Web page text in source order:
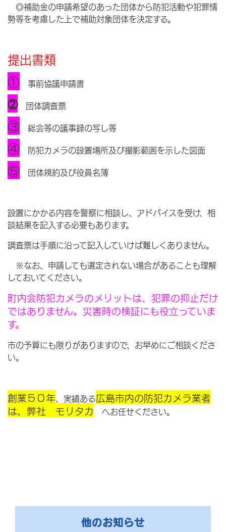
◎補助金の申請希望のあった団体から防犯活動や犯罪情
勢等を考慮した上で補助対象団体を決定する。
提出書類
① 事前協議申請書
➁団体調査票
③ 総会等の議事録の写し等
④ 防犯カメラの設置場所及び撮影範囲を示した図面
⑤ 団体規約及び役員名簿
設置にかかる内容を警察に相談し、アドバイスを受け、相
談結果を記入する必要もあります。
調査票は手順に沿って記入していけば難しくありません。
※なお、申請しても選定されない場合があることも理解
しておいてください。
町内会防犯カメラのメリットは、犯罪の抑止だけ
ではありません。災害時の検証にも役立っていま
す。
市の予算にも限りがありますので、お早めにご相談くださ
い。
創業５０年、実績ある広島市内の防犯カメラ業者
は、弊社 モリタカ へお任せください。
他のお知らせ